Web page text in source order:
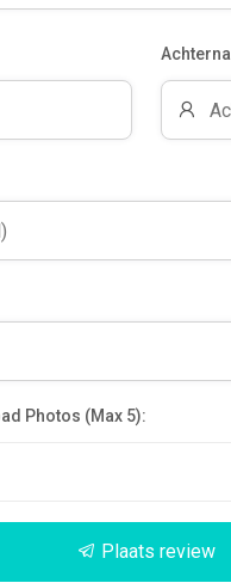
Photos (Max 5):
Plaats review